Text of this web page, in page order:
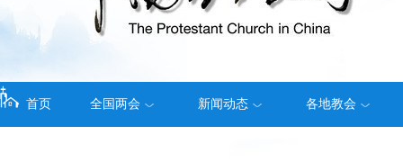
首页 全国两会 新闻动态 各地教会